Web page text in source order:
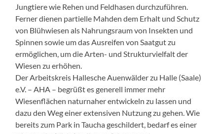
Jungtiere wie Rehen und Feldhasen durchzuführen.
Ferner dienen partielle Mahden dem Erhalt und Schutz
von Blühwiesen als Nahrungsraum von Insekten und
Spinnen sowie um das Ausreifen von Saatgut zu
ermöglichen, um die Arten- und Strukturvielfalt der
Wiesen zu erhöhen.
Der Arbeitskreis Hallesche Auenwälder zu Halle (Saale)
e.V. – AHA – begrüßt es generell immer mehr
Wiesenflächen naturnaher entwickeln zu lassen und
dazu den Weg einer extensiven Nutzung zu gehen. Wie
bereits zum Park in Taucha geschildert, bedarf es einer